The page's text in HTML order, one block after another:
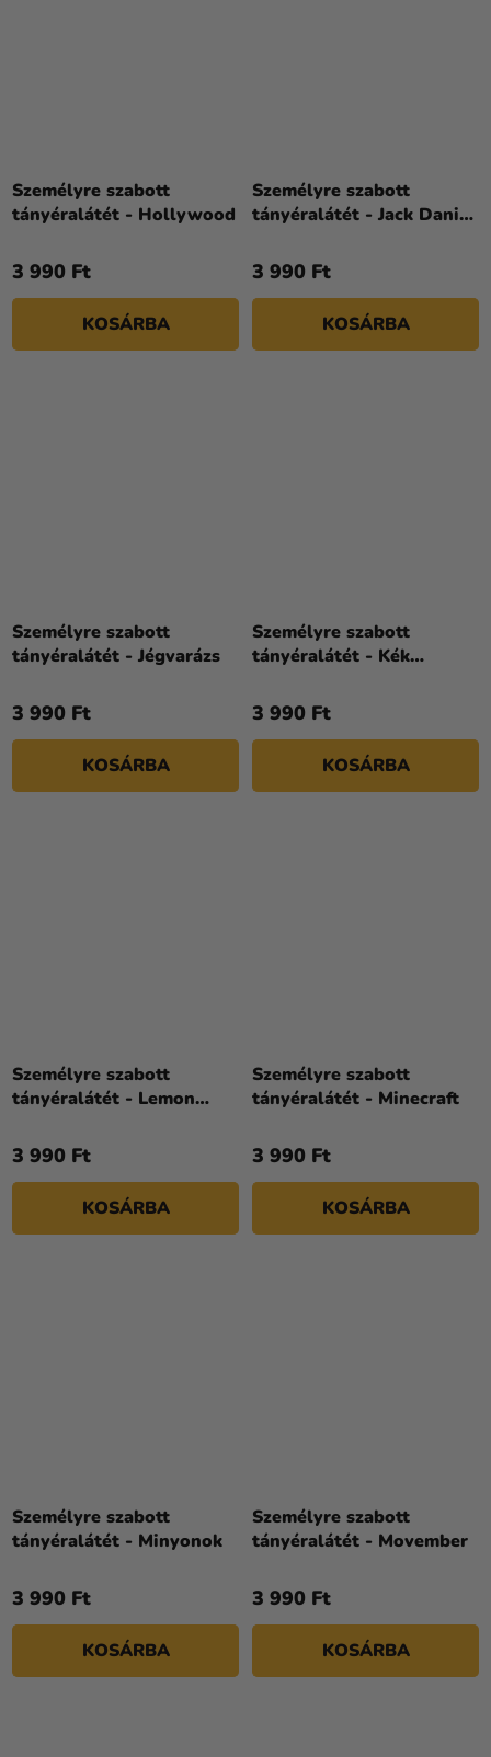
Személyre szabott
tányéralátét - Hollywood
3 990 Ft
KOSÁRBA
Személyre szabott
tányéralátét - Jack Daniel
3 990 Ft
KOSÁRBA
Személyre szabott
tányéralátét - Jégvarázs
3 990 Ft
KOSÁRBA
Személyre szabott
tányéralátét - Kék
3 990 Ft
KOSÁRBA
Személyre szabott
tányéralátét - Lemon
3 990 Ft
KOSÁRBA
Személyre szabott
tányéralátét - Minecraft
3 990 Ft
KOSÁRBA
Személyre szabott
tányéralátét - Minyonok
3 990 Ft
KOSÁRBA
Személyre szabott
tányéralátét - Movember
3 990 Ft
KOSÁRBA